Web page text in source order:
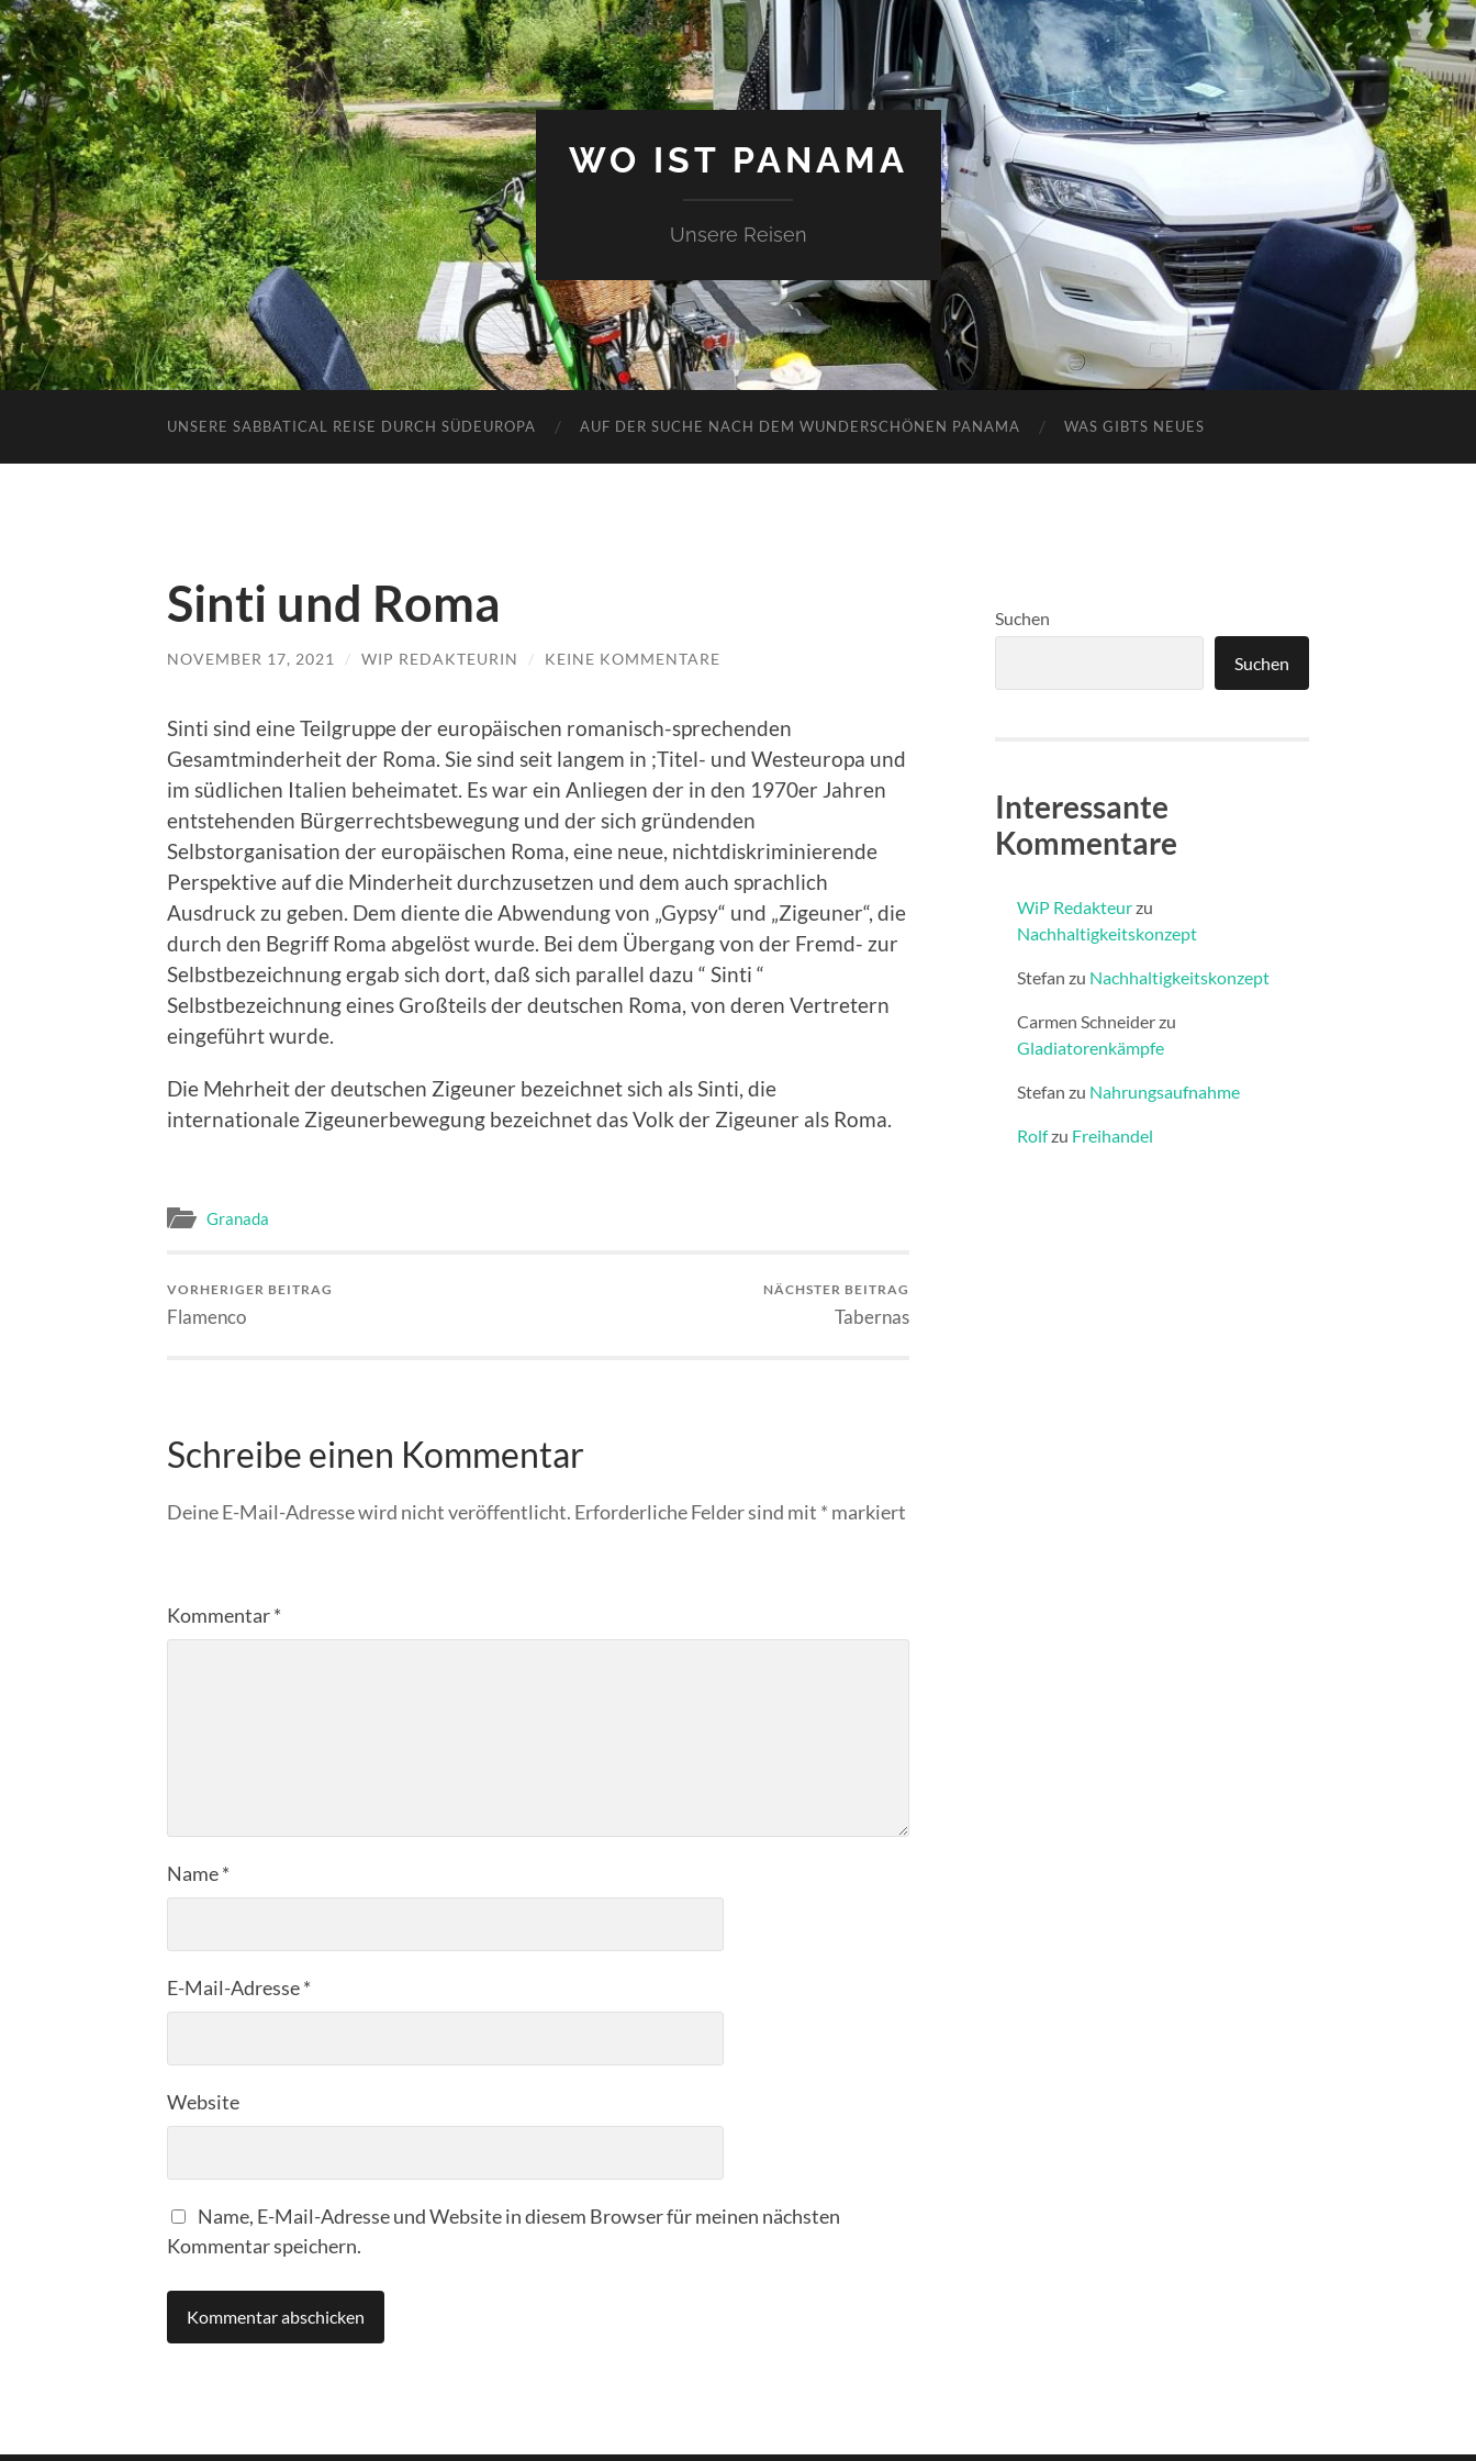
WO IST PANAMA
Unsere Reisen
UNSERE SABBATICAL REISE DURCH SÜDEUROPA AUF DER SUCHE NACH DEM WUNDERSCHÖNEN PANAMA WAS GIBTS NEUES
Sinti und Roma
NOVEMBER 17, 2021 / WIP REDAKTEURIN / KEINE KOMMENTARE
Sinti sind eine Teilgruppe der europäischen romanisch-sprechenden
Gesamtminderheit der Roma. Sie sind seit langem in ;Titel- und Westeuropa und
im südlichen Italien beheimatet. Es war ein Anliegen der in den 1970er Jahren
entstehenden Bürgerrechtsbewegung und der sich gründenden
Selbstorganisation der europäischen Roma, eine neue, nichtdiskriminierende
Perspektive auf die Minderheit durchzusetzen und dem auch sprachlich
Ausdruck zu geben. Dem diente die Abwendung von „Gypsy“ und „Zigeuner“, die
durch den Begriff Roma abgelöst wurde. Bei dem Übergang von der Fremd- zur
Selbstbezeichnung ergab sich dort, daß sich parallel dazu “ Sinti “
Selbstbezeichnung eines Großteils der deutschen Roma, von deren Vertretern
eingeführt wurde.
Die Mehrheit der deutschen Zigeuner bezeichnet sich als Sinti, die
internationale Zigeunerbewegung bezeichnet das Volk der Zigeuner als Roma.
Granada
VORHERIGER BEITRAG
Flamenco
NÄCHSTER BEITRAG
Tabernas
Schreibe einen Kommentar
Deine E-Mail-Adresse wird nicht veröffentlicht. Erforderliche Felder sind mit * markiert
Kommentar*
Name*
E-Mail-Adresse*
Website
Name, E-Mail-Adresse und Website in diesem Browser für meinen nächsten
Kommentar speichern.
Suchen
Suchen
Interessante
Kommentare
WiP Redakteurzu
Nachhaltigkeitskonzept
Stefan zu Nachhaltigkeitskonzept
Carmen Schneiderzu
Gladiatorenkämpfe
Stefan zu Nahrungsaufnahme
Rolfzu Freihandel